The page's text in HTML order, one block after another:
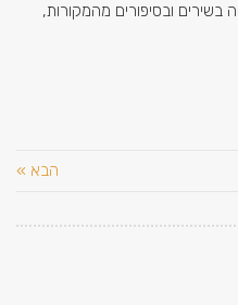
בשירים ובסיפורים מהמקורות,
הבא »